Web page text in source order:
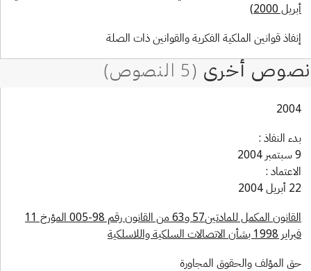
2000)
قوانين الملكية الفكرية والقوانين ذات الصلة
النفاذ :
:
القانون المكمل للمادتين57 و63 من القانون رقم 98-005 المؤرخ 11
الاتصالات السلكية واللاسلكية
المؤلف والحقوق المجاورة